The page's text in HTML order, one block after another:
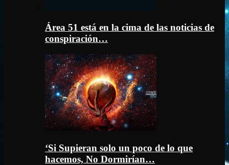
Área 51 está en la cima de las noticias de
conspiración…
‘Si Supieran solo un poco de lo que
hacemos, No Dormirían…